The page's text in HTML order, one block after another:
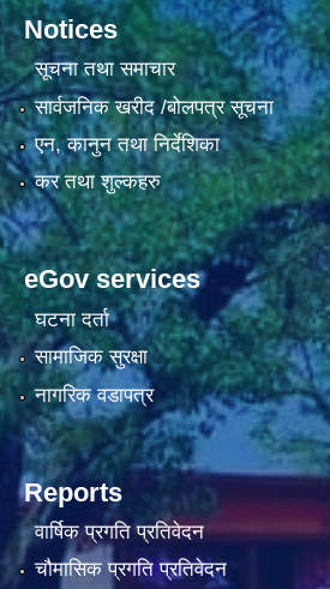
Notices
सूचना तथा समाचार
सार्वजनिक खरीद /बोलपत्र सूचना
एन, कानुन तथा निर्देशिका
कर तथा शुल्कहरु
eGov services
घटना दर्ता
सामाजिक सुरक्षा
नागरिक वडापत्र
Reports
वार्षिक प्रगति प्रतिवेदन
चौमासिक प्रगति प्रतिवेदन